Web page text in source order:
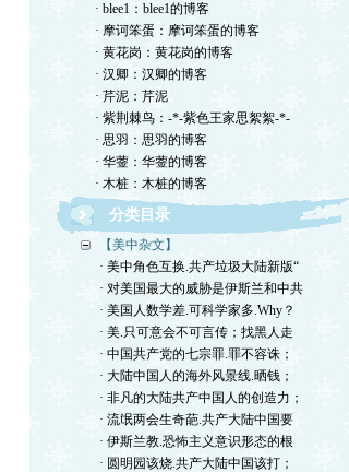
· blee1：blee1的博客
· 摩诃笨蛋：摩诃笨蛋的博客
· 黄花岗：黄花岗的博客
· 汉卿：汉卿的博客
· 芹泥：芹泥
· 紫荆棘鸟：-*-紫色王家思絮絮-*-
· 思羽：思羽的博客
· 华蓥：华蓥的博客
· 木桩：木桩的博客
分类目录
【美中杂文】
· 美中角色互换.共产垃圾大陆新版“
· 对美国最大的威胁是伊斯兰和中共
· 美国人数学差.可科学家多.Why？
· 美.只可意会不可言传；找黑人走
· 中国共产党的七宗罪.罪不容诛；
· 大陆中国人的海外风景线.晒钱；
· 非凡的大陆共产中国人的创造力；
· 流氓两会生奇葩.共产大陆中国要
· 伊斯兰教.恐怖主义意识形态的根
· 圆明园该烧.共产大陆中国该打；